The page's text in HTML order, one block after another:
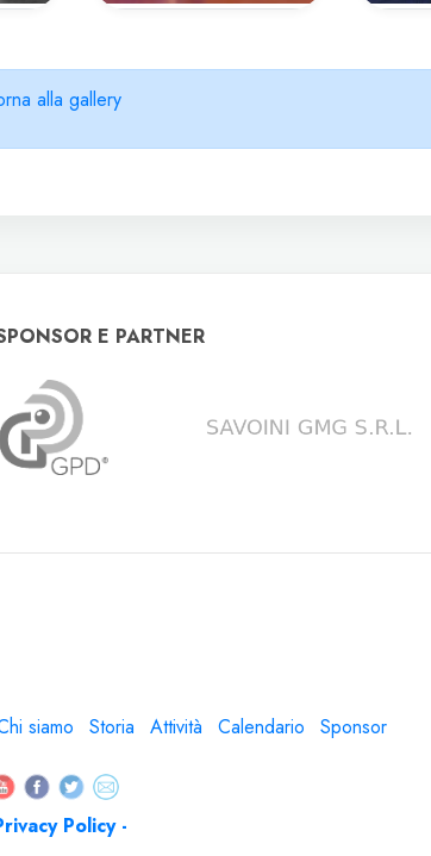
alla gallery
E PARTNER
siamo Storia Attività Calendario Sponsor
Policy -